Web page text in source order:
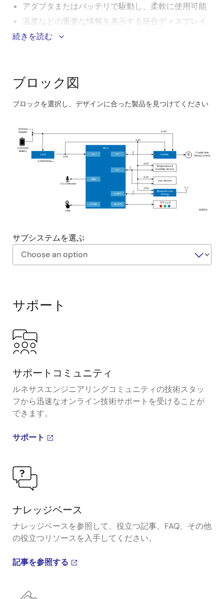
アダプタまたはバッテリで駆動し、柔軟に使用可能
温度などの重要な情報を表示する統合ディスプレイ
鳴き声検出を搭載したオートスイングモード
続きを読む
ブロック図
ブロックを選択し、デザインに合った製品を見つけてください
interactive
block
diagram
WS053
Temperature &
Humidity Sensor
Gas Sensor
TFT-LCD
M
9V from
Adapter
6-9V from
Battery
3.3V
3.3V
3.3V
3.3V
3.3V
3.3V/500mAmax
6-9V
Cry Detection
HMI
Cradle Auto
Swing Control
2
2
2
LDO HVPAK
Bluetooth Low
Energy
MCU
VDD I2C
I2C
SSIE
CTSU SLCDC
UART
サブシステムを選ぶ
Diagram
サポート
サポートコミュニティ
ルネサスエンジニアリングコミュニティの技術スタッ
フから迅速なオンライン技術サポートを受けることが
できます。
サポート
ナレッジベース
ナレッジベースを参照して、役立つ記事、FAQ、その他
の役立つリソースを入手してください。
記事を参照する